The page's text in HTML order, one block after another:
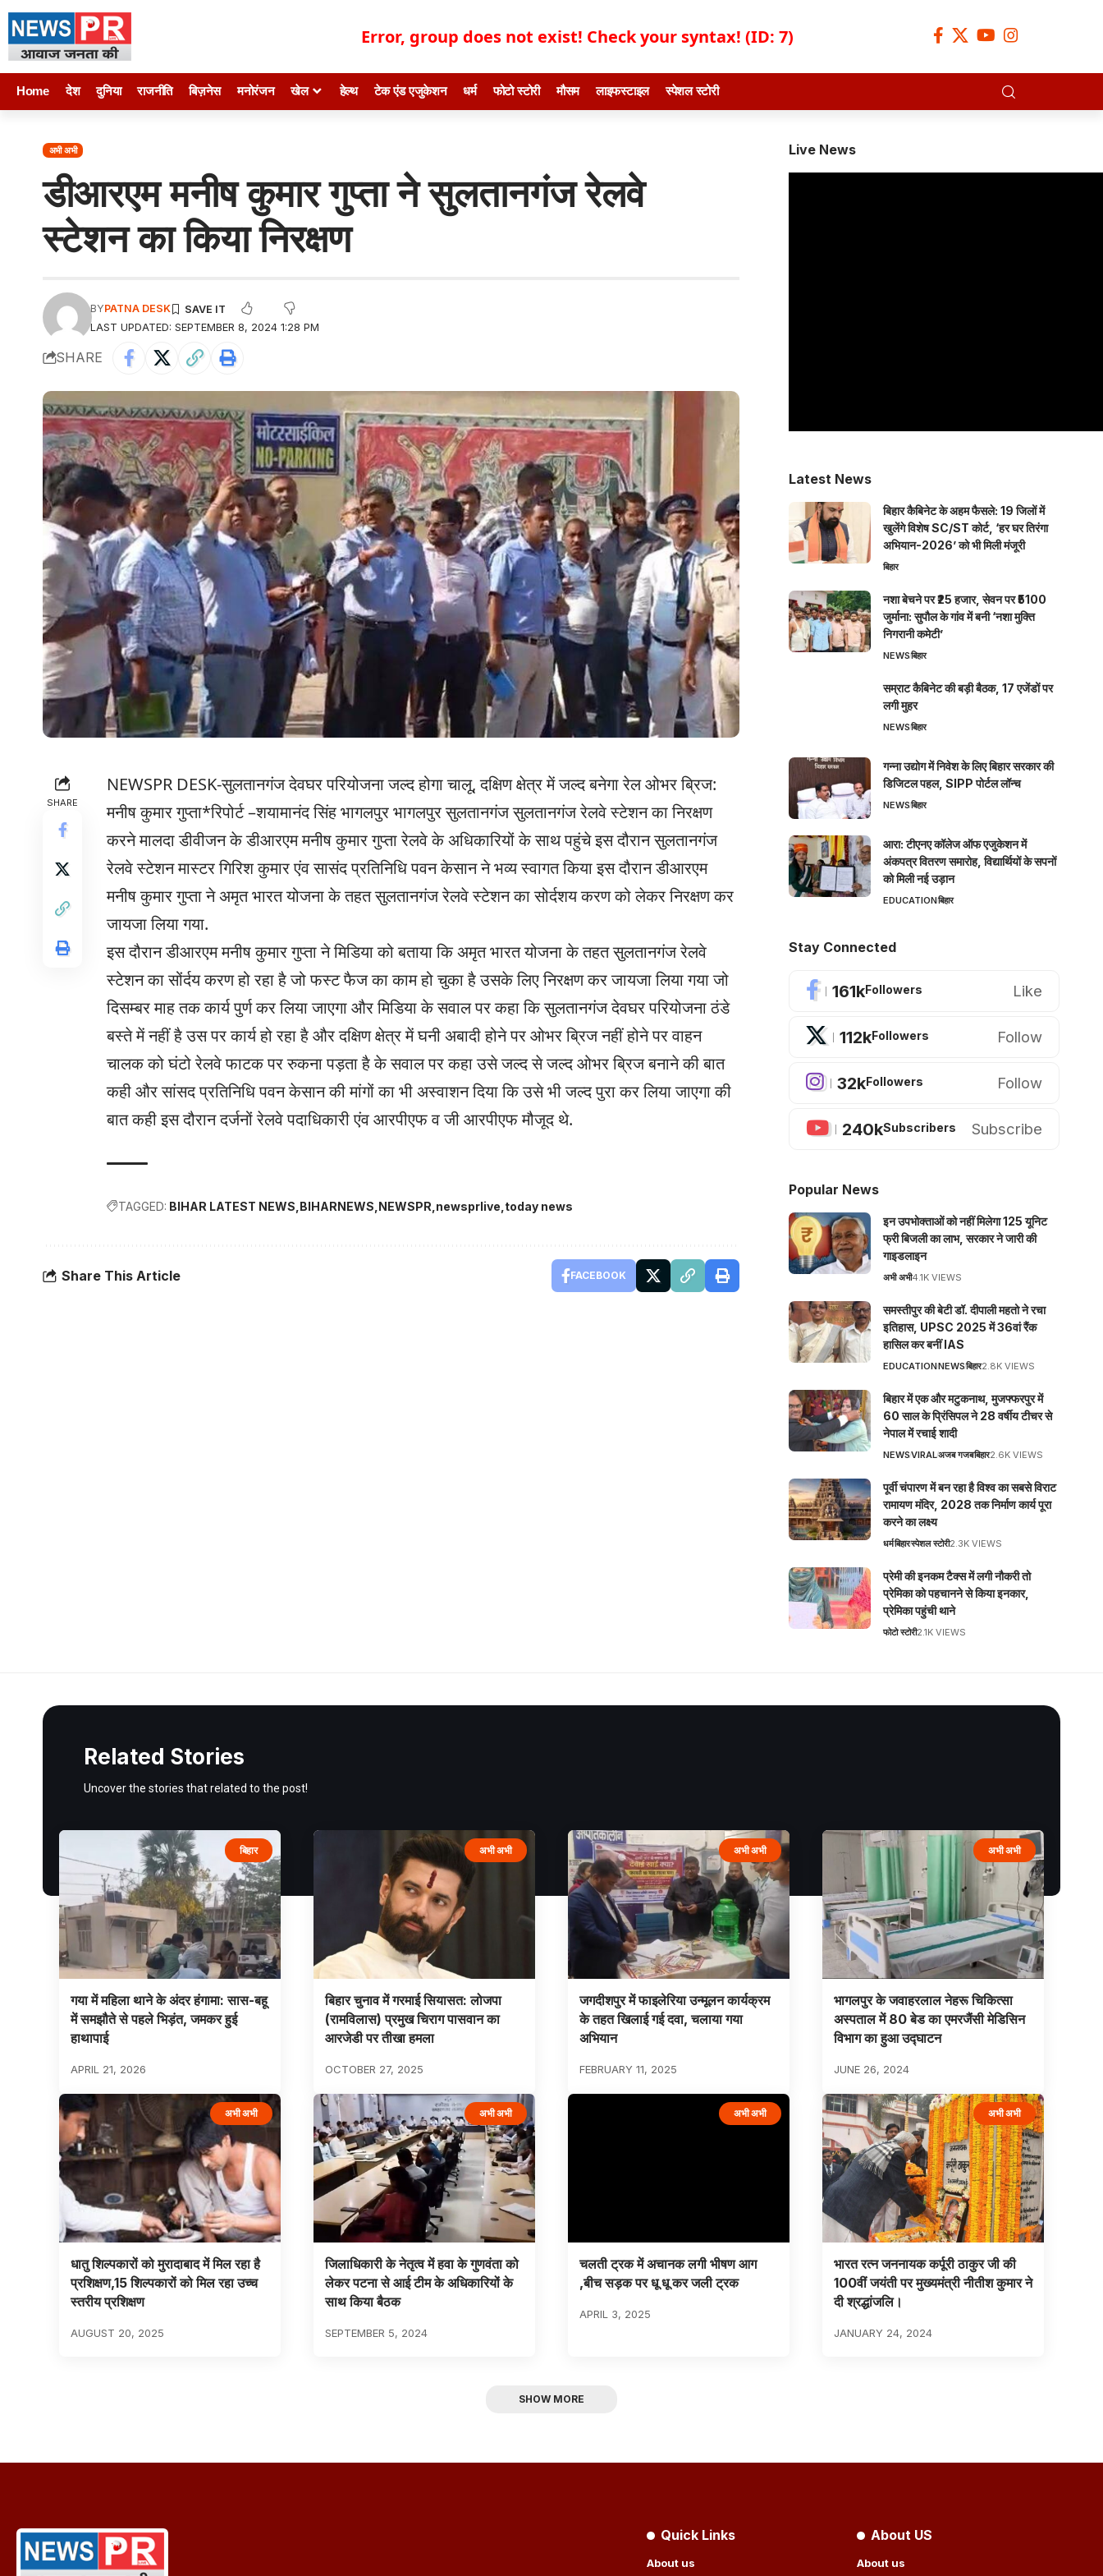
Error, group does not exist! Check your syntax! (ID: 7)
Home देश दुनिया राजनीति बिज़नेस मनोरंजन खेल हेल्थ टेक एंड एजुकेशन धर्म फोटो स्टोरी मौसम लाइफस्टाइल स्पेशल स्टोरी
अभी अभी
डीआरएम मनीष कुमार गुप्ता ने सुलतानगंज रेलवे
स्टेशन का किया निरक्षण
LAST UPDATED: SEPTEMBER 8, 2024 1:28 PM
BYPATNA DESK
SHARE
SHARE
NEWSPR DESK-सुलतानगंज देवघर परियोजना जल्द होगा चालू, दक्षिण क्षेत्र में जल्द बनेगा रेल ओभर ब्रिज:
मनीष कुमार गुप्ता*रिपोर्ट –शयामानंद सिंह भागलपुर भागलपुर सुलतानगंज सुलतानगंज रेलवे स्टेशन का निरक्षण
करने मालदा डीवीजन के डीआरएम मनीष कुमार गुप्ता रेलवे के अधिकारियों के साथ पहुंचे इस दौरान सुलतानगंज
रेलवे स्टेशन मास्टर गिरिश कुमार एंव सासंद प्रतिनिधि पवन केसान ने भव्य स्वागत किया इस दौरान डीआरएम
मनीष कुमार गुप्ता ने अमृत भारत योजना के तहत सुलतानगंज रेलवे स्टेशन का सोर्दशय करण को लेकर निरक्षण कर
जायजा लिया गया.
इस दौरान डीआरएम मनीष कुमार गुप्ता ने मिडिया को बताया कि अमृत भारत योजना के तहत सुलतानगंज रेलवे
स्टेशन का सोंर्दय करण हो रहा है जो फस्ट फैज का काम हो चुका है उसके लिए निरक्षण कर जायजा लिया गया जो
दिसम्बर माह तक कार्य पुर्ण कर लिया जाएगा और मिडिया के सवाल पर कहा कि सुलतानगंज देवघर परियोजना ठंडे
बस्ते में नहीं है उस पर कार्य हो रहा है और दक्षिण क्षेत्र में घनी अबादी होने पर ओभर ब्रिज नहीं होने पर वाहन
चालक को घंटो रेलवे फाटक पर रुकना पड़ता है के सवाल पर कहा उसे जल्द से जल्द ओभर ब्रिज बनाने की बात
कही और सांसद प्रतिनिधि पवन केसान की मांगों का भी अस्वाशन दिया कि उसे भी जल्द पुरा कर लिया जाएगा की
बात कही इस दौरान दर्जनों रेलवे पदाधिकारी एंव आरपीएफ व जी आरपीएफ मौजूद थे.
TAGGED: BIHAR LATEST NEWS BIHARNEWS NEWSPR newsprlive today news
Share This Article FACEBOOK
Live News
Latest News
बिहार कैबिनेट के अहम फैसले: 19 जिलों में
खुलेंगे विशेष SC/ST कोर्ट, ‘हर घर तिरंगा
अभियान-2026’ को भी मिली मंजूरी
बिहार
नशा बेचने पर ₹25 हजार, सेवन पर ₹5100
जुर्माना: सुपौल के गांव में बनी ‘नशा मुक्ति
निगरानी कमेटी’
NEWSबिहार
सम्राट कैबिनेट की बड़ी बैठक, 17 एजेंडों पर
लगी मुहर
NEWSबिहार
गन्ना उद्योग में निवेश के लिए बिहार सरकार की
डिजिटल पहल, SIPP पोर्टल लॉन्च
NEWSबिहार
आरा: टीएनए कॉलेज ऑफ एजुकेशन में
अंकपत्र वितरण समारोह, विद्यार्थियों के सपनों
को मिली नई उड़ान
EDUCATIONबिहार
Stay Connected
161kFollowers Like
112kFollowers Follow
32kFollowers Follow
240kSubscribers Subscribe
Popular News
इन उपभोक्ताओं को नहीं मिलेगा 125 यूनिट
फ्री बिजली का लाभ, सरकार ने जारी की
गाइडलाइन
अभी अभी4.1K VIEWS
समस्तीपुर की बेटी डॉ. दीपाली महतो ने रचा
इतिहास, UPSC 2025 में 36वां रैंक
हासिल कर बनीं IAS
EDUCATIONNEWSबिहार2.8K VIEWS
बिहार में एक और मटुकनाथ, मुजफ्फरपुर में
60 साल के प्रिंसिपल ने 28 वर्षीय टीचर से
नेपाल में रचाई शादी
NEWSVIRALअजब गजबबिहार2.6K VIEWS
पूर्वी चंपारण में बन रहा है विश्व का सबसे विराट
रामायण मंदिर, 2028 तक निर्माण कार्य पूरा
करने का लक्ष्य
धर्मबिहारस्पेशल स्टोरी2.3K VIEWS
प्रेमी की इनकम टैक्स में लगी नौकरी तो
प्रेमिका को पहचानने से किया इनकार,
प्रेमिका पहुंची थाने
फोटो स्टोरी2.1K VIEWS
Related Stories
Uncover the stories that related to the post!
बिहार
गया में महिला थाने के अंदर हंगामा: सास-बहू
में समझौते से पहले भिड़ंत, जमकर हुई
हाथापाई
APRIL 21, 2026
अभी अभी
बिहार चुनाव में गरमाई सियासत: लोजपा
(रामविलास) प्रमुख चिराग पासवान का
आरजेडी पर तीखा हमला
OCTOBER 27, 2025
अभी अभी
जगदीशपुर में फाइलेरिया उन्मूलन कार्यक्रम
के तहत खिलाई गई दवा, चलाया गया
अभियान
FEBRUARY 11, 2025
अभी अभी
भागलपुर के जवाहरलाल नेहरू चिकित्सा
अस्पताल में 80 बेड का एमरजैंसी मेडिसिन
विभाग का हुआ उद्घाटन
JUNE 26, 2024
अभी अभी
धातु शिल्पकारों को मुरादाबाद में मिल रहा है
प्रशिक्षण,15 शिल्पकारों को मिल रहा उच्च
स्तरीय प्रशिक्षण
AUGUST 20, 2025
अभी अभी
जिलाधिकारी के नेतृत्व में हवा के गुणवंता को
लेकर पटना से आई टीम के अधिकारियों के
साथ किया बैठक
SEPTEMBER 5, 2024
अभी अभी
चलती ट्रक में अचानक लगी भीषण आग
,बीच सड़क पर धू धू कर जली ट्रक
APRIL 3, 2025
अभी अभी
भारत रत्न जननायक कर्पूरी ठाकुर जी की
100वीं जयंती पर मुख्यमंत्री नीतीश कुमार ने
दी श्रद्धांजलि।
JANUARY 24, 2024
SHOW MORE
Quick Links
About us
About US
About us